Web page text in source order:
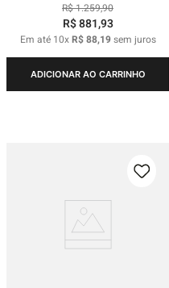
R$1.259,90
R$881,93
Em até 10xR$88,19sem juros
ADICIONAR AO CARRINHO